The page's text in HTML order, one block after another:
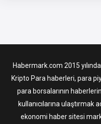
Habermark.com 2015
Kripto Para haberleri, para
para borsalarının
kullanıcılarına
ekonomi haber sitesi